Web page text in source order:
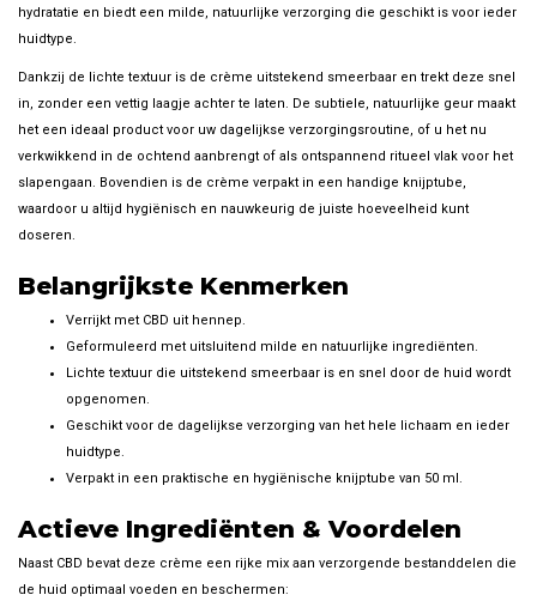
hydratatie en biedt een milde, natuurlijke verzorging die geschikt is voor ieder
huidtype.
Dankzij de lichte textuur is de crème uitstekend smeerbaar en trekt deze snel
in, zonder een vettig laagje achter te laten. De subtiele, natuurlijke geur maakt
het een ideaal product voor uw dagelijkse verzorgingsroutine, of u het nu
verkwikkend in de ochtend aanbrengt of als ontspannend ritueel vlak voor het
slapengaan. Bovendien is de crème verpakt in een handige knijptube,
waardoor u altijd hygiënisch en nauwkeurig de juiste hoeveelheid kunt
doseren.
Belangrijkste Kenmerken
Verrijkt met CBD uit hennep.
Geformuleerd met uitsluitend milde en natuurlijke ingrediënten.
Lichte textuur die uitstekend smeerbaar is en snel door de huid wordt
opgenomen.
Geschikt voor de dagelijkse verzorging van het hele lichaam en ieder
huidtype.
Verpakt in een praktische en hygiënische knijptube van 50 ml.
Actieve Ingrediënten & Voordelen
Naast CBD bevat deze crème een rijke mix aan verzorgende bestanddelen die
de huid optimaal voeden en beschermen: